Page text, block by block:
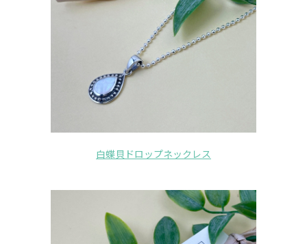
白蝶貝ドロップネックレス